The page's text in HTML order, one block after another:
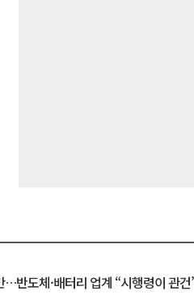
…반도체·배터리 업계 “시행령이 관건